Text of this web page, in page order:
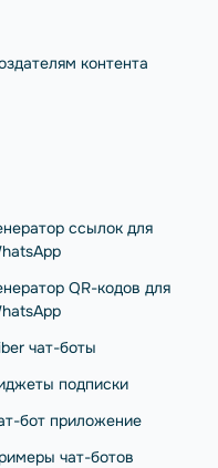
контента
ссылок для
QR-кодов для
чат-боты
подписки
бот приложение
чат-ботов